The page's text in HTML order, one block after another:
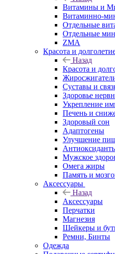
Витамины и
Витаминно-
Отдельные
Отдельные
ZMA
Красота и
Назад
Красота и
Суставы и
Здоровье
Укрепление
Печень и
Здоровый сон
Адаптогены
Улучшение
Мужское
Омега жиры
Память и
Аксессуары
Назад
Аксессуары
Перчатки
Магнезия
Шейкеры и
Ремни, Бинты
Одежда